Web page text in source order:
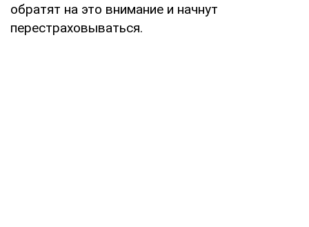
обратят на это внимание и начнут
перестраховываться.